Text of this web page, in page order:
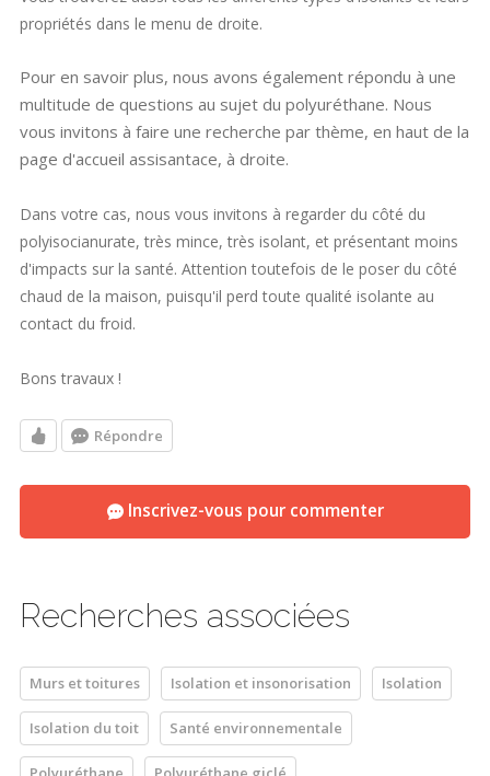
propriétés dans le menu de droite.
Pour en savoir plus, nous avons également répondu à une
multitude de questions au sujet du polyuréthane. Nous
vous invitons à faire une recherche par thème, en haut de la
page d'accueil assisantace, à droite.
Dans votre cas, nous vous invitons à regarder du côté du
polyisocianurate, très mince, très isolant, et présentant moins
d'impacts sur la santé. Attention toutefois de le poser du côté
chaud de la maison, puisqu'il perd toute qualité isolante au
contact du froid.
Bons travaux !
Répondre
Inscrivez-vous pour commenter
Recherches associées
Murs et toitures Isolation et insonorisation Isolation
Isolation du toit Santé environnementale